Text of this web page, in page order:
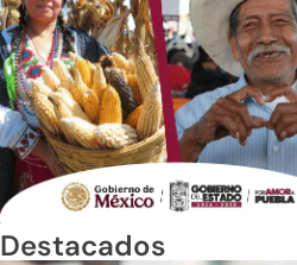
Destacados